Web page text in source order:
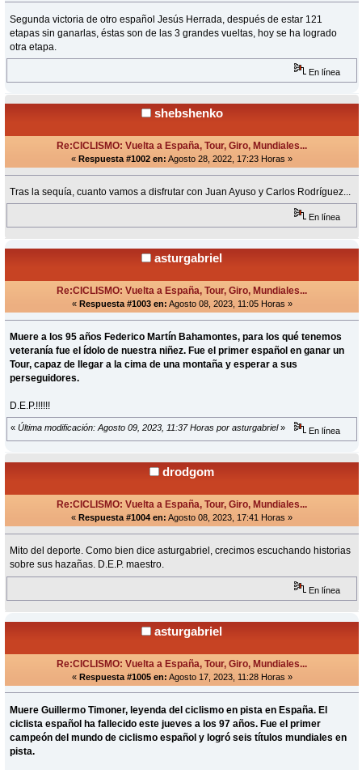
Segunda victoria de otro español Jesús Herrada, después de estar 121
etapas sin ganarlas, éstas son de las 3 grandes vueltas, hoy se ha logrado
otra etapa.
En línea
shebshenko
Re:CICLISMO: Vuelta a España, Tour, Giro, Mundiales...
« Respuesta #1002 en: Agosto 28, 2022, 17:23 Horas »
Tras la sequía, cuanto vamos a disfrutar con Juan Ayuso y Carlos Rodríguez...
En línea
asturgabriel
Re:CICLISMO: Vuelta a España, Tour, Giro, Mundiales...
« Respuesta #1003 en: Agosto 08, 2023, 11:05 Horas »
Muere a los 95 años Federico Martín Bahamontes, para los qué tenemos
veteranía fue el ídolo de nuestra niñez. Fue el primer español en ganar un
Tour, capaz de llegar a la cima de una montaña y esperar a sus
perseguidores.
D.E.P.!!!!!!
« Última modificación: Agosto 09, 2023, 11:37 Horas por asturgabriel» En línea
drodgom
Re:CICLISMO: Vuelta a España, Tour, Giro, Mundiales...
« Respuesta #1004 en: Agosto 08, 2023, 17:41 Horas »
Mito del deporte. Como bien dice asturgabriel, crecimos escuchando historias
sobre sus hazañas. D.E.P. maestro.
En línea
asturgabriel
Re:CICLISMO: Vuelta a España, Tour, Giro, Mundiales...
« Respuesta #1005 en: Agosto 17, 2023, 11:28 Horas »
Muere Guillermo Timoner, leyenda del ciclismo en pista en España. El
ciclista español ha fallecido este jueves a los 97 años. Fue el primer
campeón del mundo de ciclismo español y logró seis títulos mundiales en
pista.